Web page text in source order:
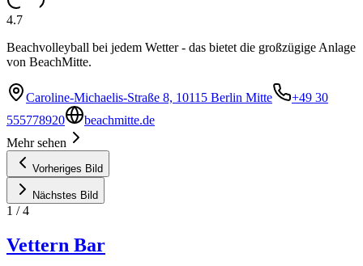
4.7
Beachvolleyball bei jedem Wetter - das bietet die großzügige Anlage
von BeachMitte.
Caroline-Michaelis-Straße 8, 10115 Berlin Mitte
+49 30
555778920
beachmitte.de
Mehr sehen
Vorheriges Bild
Nächstes Bild
1 /4
Vettern Bar